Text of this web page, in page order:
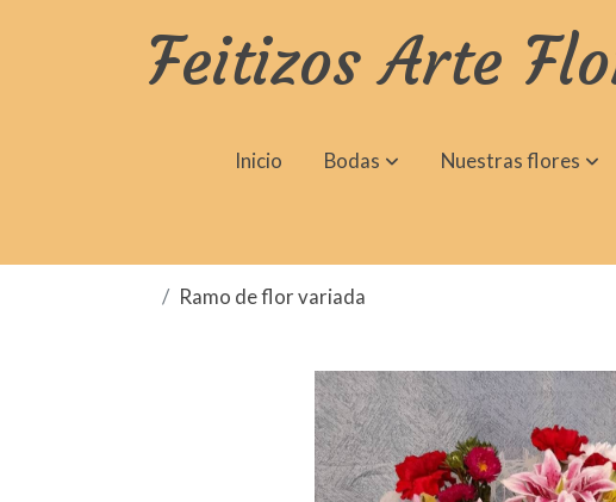
Feitizos Arte
Inicio Bodas Nuestras flores
Ramo de flor variada